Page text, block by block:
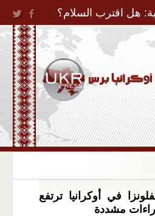
Jump to
هل اقترب السلام؟
في أوكرانيا ترتفع